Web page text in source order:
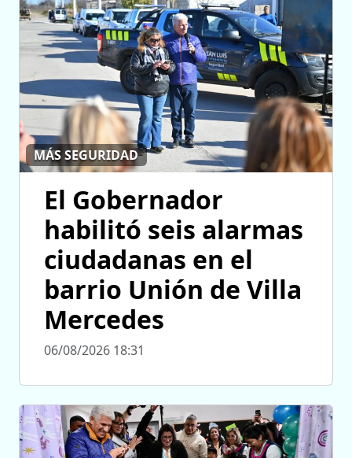
MÁS SEGURIDAD
El Gobernador
habilitó seis alarmas
ciudadanas en el
barrio Unión de Villa
Mercedes
06/08/2026 18:31